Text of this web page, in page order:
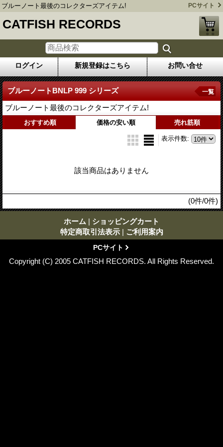
ブルーノート最後のコレクターズアイテム! PCサイト
CATFISH RECORDS
ログイン 新規登録はこちら お問い合せ
ブルーノートBNLP 999 シリーズ
ブルーノート最後のコレクターズアイテム!
一覧
おすすめ順 価格の安い順 売れ筋順
表示件数:
該当商品はありません
(0件/0件)
ホーム | ショッピングカート
特定商取引法表示 | ご利用案内
PCサイト
Copyright (C) 2005 CATFISH RECORDS. All Rights Reserved.